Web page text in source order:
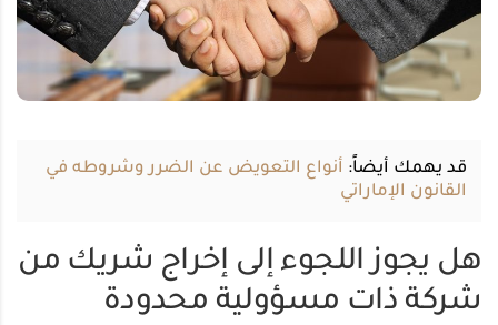
قد يهمك أيضاً: أنواع التعويض عن الضرر وشروطه في
القانون الإماراتي
هل يجوز اللجوء إلى إخراج شريك من
شركة ذات مسؤولية محدودة